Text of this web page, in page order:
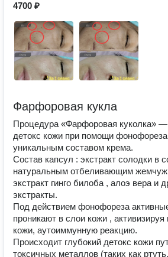
4700 ₽
Фарфоровая кукла
Процедура «Фарфоровая куколка» —
детокс кожи при помощи фонофореза
уникальным составом крема.
Состав капсул : экстракт солодки в
натуральным отбеливающим
экстракт гинго билоба , алоэ вера и
экстракты.
Под действием фонофореза
проникают в слои кожи ,
кожи, аутоиммунную реакцию.
Происходит глубокий детокс кожи
токсичных металлов (таких как